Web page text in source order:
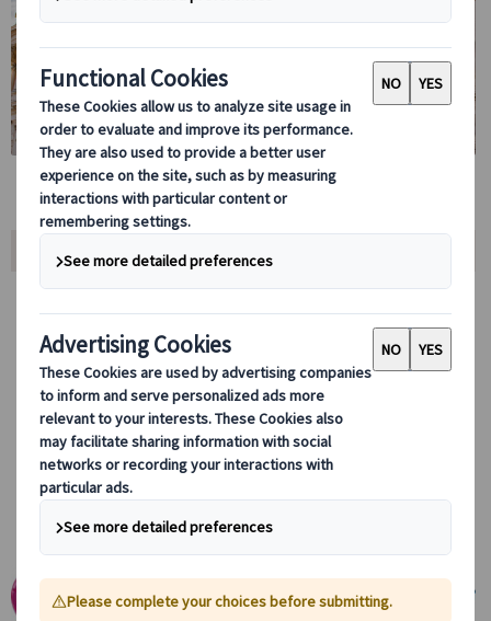
ローマの街角で“食べて、歩いて、感じる”グルメ散策ツアー！
パンテオンやナヴォーナ広場といったローマ中心部の歴史地区
を巡りながら、エスプレッソ・ジェラート・グラニータ・ティ
ラミスといった本場イタリアの味を五感で体験します。
催行はレビュー評価の高い Gourmetaly(グルメタリー)社。
本ツアーは、日本語アシスタント付きプランと英語アシスタン
ト付きプランからお選びいただけます。
食文化と観光を一度に楽しめる、ローマでも人気の高い体験型
ツアーです。♪